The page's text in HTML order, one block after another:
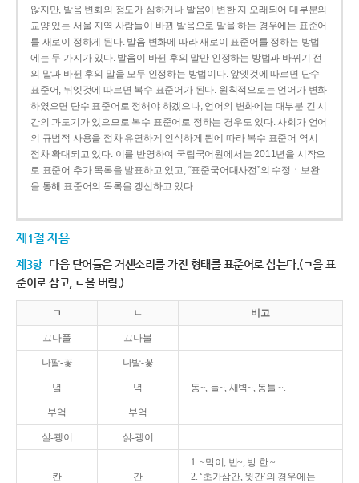
않지만, 발음 변화의 정도가 심하거나 발음이 변한 지 오래되어 대부분의
교양 있는 서울 지역 사람들이 바뀐 발음으로 말을 하는 경우에는 표준어
를 새로이 정하게 된다. 발음 변화에 따라 새로이 표준어를 정하는 방법
에는 두 가지가 있다. 발음이 바뀐 후의 말만 인정하는 방법과 바뀌기 전
의 말과 바뀐 후의 말을 모두 인정하는 방법이다. 앞엣것에 따르면 단수
표준어, 뒤엣것에 따르면 복수 표준어가 된다. 원칙적으로는 언어가 변화
하였으면 단수 표준어로 정해야 하겠으나, 언어의 변화에는 대부분 긴 시
간의 과도기가 있으므로 복수 표준어로 정하는 경우도 있다. 사회가 언어
의 규범적 사용을 점차 유연하게 인식하게 됨에 따라 복수 표준어 역시
점차 확대되고 있다. 이를 반영하여 국립국어원에서는 2011년을 시작으
로 표준어 추가 목록을 발표하고 있고, “표준국어대사전”의 수정ㆍ보완
을 통해 표준어의 목록을 갱신하고 있다.
제1절 자음
제3항 다음 단어들은 거센소리를 가진 형태를 표준어로 삼는다.(ㄱ을 표
준어로 삼고, ㄴ을 버림.)
ㄱ ㄴ 비고
끄나풀 끄나불
나팔-꽃 나발-꽃
녘 녁 동~, 들~, 새벽~, 동틀 ~.
부엌 부억
살-쾡이 삵-괭이
칸 간
1. ~막이, 빈~, 방 한 ~.
2. ‘초가삼간, 윗간’의 경우에는